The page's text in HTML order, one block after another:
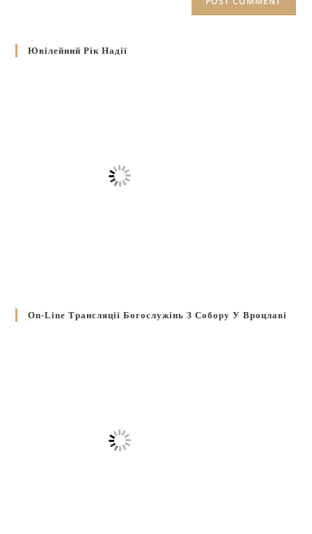
Ювілейний Рік Надії
On-Line Трансляції Богослужінь З Собору У Вроцлаві